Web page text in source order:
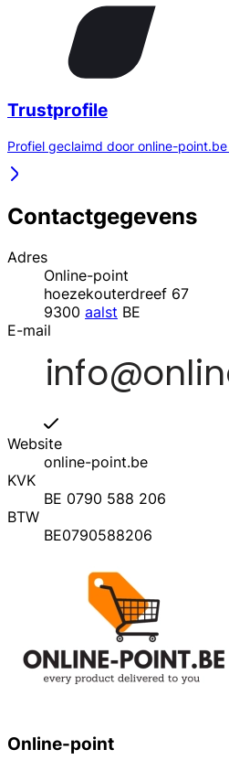
Trustprofile
Profiel geclaimd door online-
Contactgegevens
Adres
Online-point
hoezekouterdreef 67
9300 aalst BE
E-mail
Website
online-point.be
KVK
BE 0790 588 206
BTW
BE0790588206
Online-point